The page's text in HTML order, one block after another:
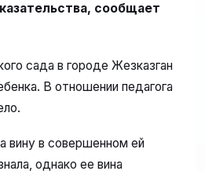
сообщает
сада в городе Жезказган
В отношении педагога
вину в совершенном ей
однако ее вина